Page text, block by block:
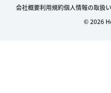
会社概要利用規約個人情報の取扱
© 2026